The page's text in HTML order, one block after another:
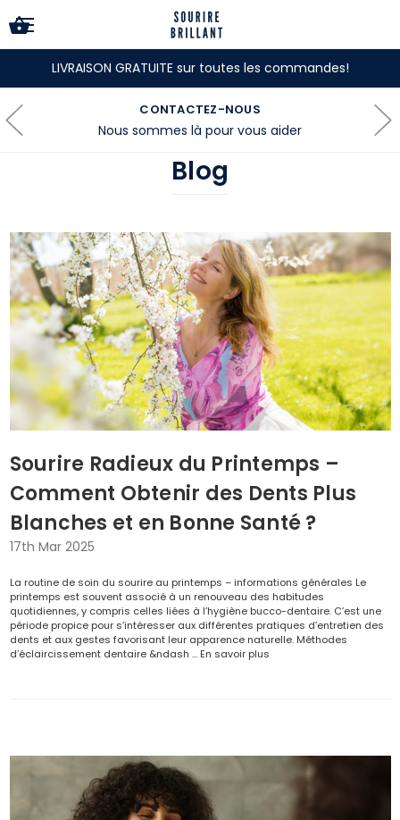
LIVRAISON GRATUITE sur toutes les commandes!
CONTACTEZ-NOUS
Nous sommes là pour vous aider
Blog
Sourire Radieux du Printemps –
Comment Obtenir des Dents Plus
Blanches et en Bonne Santé ?
17th Mar 2025
La routine de soin du sourire au printemps – informations générales Le
printemps est souvent associé à un renouveau des habitudes
quotidiennes, y compris celles liées à l’hygiène bucco-dentaire. C’est une
période propice pour s’intéresser aux différentes pratiques d’entretien des
dents et aux gestes favorisant leur apparence naturelle. Méthodes
d’éclaircissement dentaire &ndash … En savoir plus